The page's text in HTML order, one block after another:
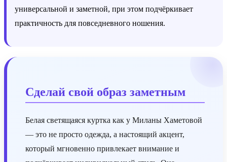
универсальной и заметной, при этом подчёркивает
практичность для повседневного ношения.
Сделай свой образ заметным
Белая светящаяся куртка как у Миланы Хаметовой
— это не просто одежда, а настоящий акцент,
который мгновенно привлекает внимание и